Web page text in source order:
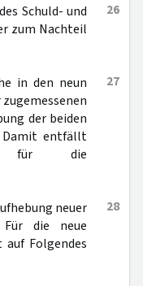
26
Schuld- und
zum Nachteil
27
in den neun
der beiden
Damit entfällt
für die
28
neuer
Für die neue
Folgendes